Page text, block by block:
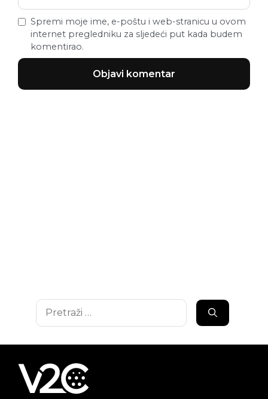
Spremi moje ime, e-poštu i web-stranicu u ovom
internet pregledniku za sljedeći put kada budem
komentirao.
Pretraži: